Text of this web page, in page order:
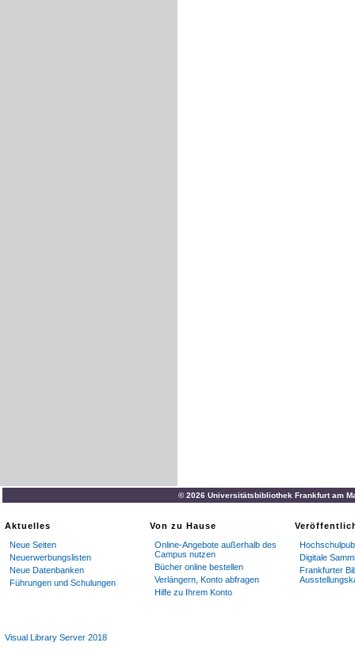
© 2026 Universitätsbibliothek Frankfurt am
Aktuelles
Neue Seiten
Neuerwerbungslisten
Neue Datenbanken
Führungen und Schulungen
Von zu Hause
Online-Angebote außerhalb des
Campus nutzen
Bücher online bestellen
Verlängern, Konto abfragen
Hilfe zu Ihrem Konto
Digitale
Frankfurter
Visual Library Server 2018